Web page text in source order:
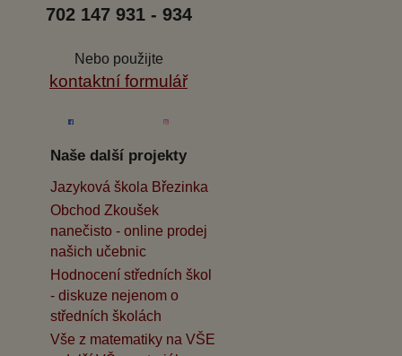
702 147 931 - 934
Nebo použijte
kontaktní formulář
Naše další projekty
Jazyková škola Březinka
Obchod Zkoušek
nanečisto - online prodej
našich učebnic
Hodnocení středních škol
- diskuze nejenom o
středních školách
Vše z matematiky na VŠE